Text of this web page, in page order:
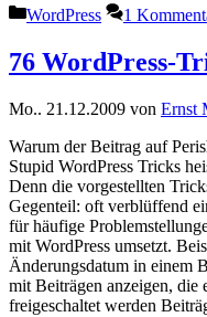
Kategorien
WordPress 1
76 WordPress-
Mo.. 21.12.2009 von Ernst
Warum der Beitrag auf
Stupid WordPress Tricks
Denn die vorgestellten
Gegenteil: oft verblüffend
für häufige
mit WordPress umsetzt.
Änderungsdatum in einem
mit Beiträgen anzeigen, die
freigeschaltet werden